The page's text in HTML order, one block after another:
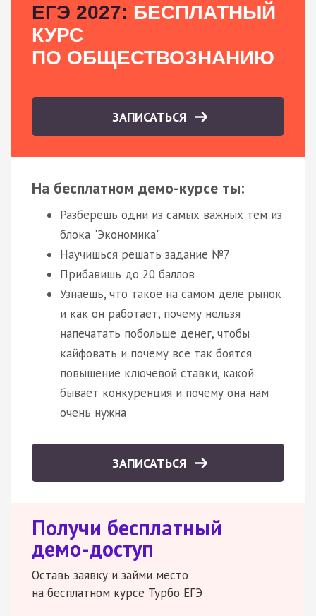
ЕГЭ 2027: БЕСПЛАТНЫЙ
КУРС
ПО ОБЩЕСТВОЗНАНИЮ
ЗАПИСАТЬСЯ
На бесплатном демо-курсе ты:
Разберешь одни из самых важных тем из
блока "Экономика"
Научишься решать задание №7
Прибавишь до 20 баллов
Узнаешь, что такое на самом деле рынок
и как он работает, почему нельзя
напечатать побольше денег, чтобы
кайфовать и почему все так боятся
повышение ключевой ставки, какой
бывает конкуренция и почему она нам
очень нужна
ЗАПИСАТЬСЯ
Получи бесплатный
демо-доступ
Оставь заявку и займи место
на бесплатном курсе Турбо ЕГЭ